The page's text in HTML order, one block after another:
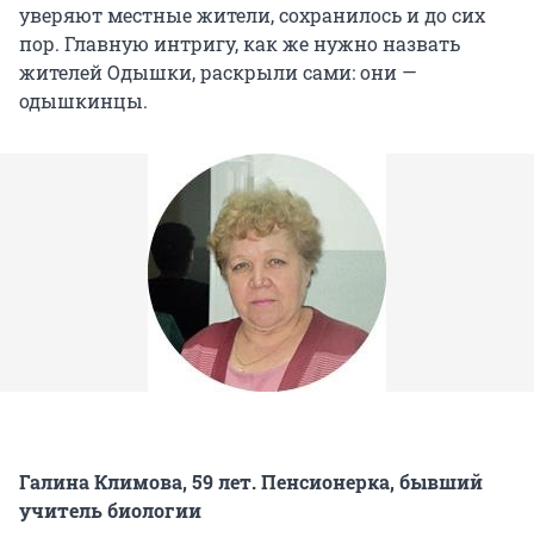
уверяют местные жители, сохранилось и до сих
пор. Главную интригу, как же нужно назвать
жителей Одышки, раскрыли сами: они —
одышкинцы.
Галина Климова, 59 лет. Пенсионерка, бывший
учитель биологии